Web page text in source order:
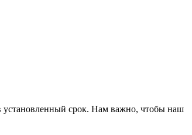
установленный срок. Нам важно, чтобы наш